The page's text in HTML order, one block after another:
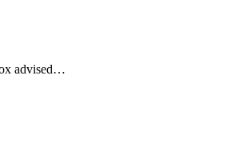
advised…